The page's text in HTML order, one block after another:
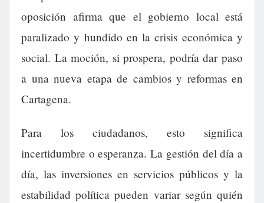
oposición afirma que el gobierno local está
paralizado y hundido en la crisis económica y
social. La moción, si prospera, podría dar paso
a una nueva etapa de cambios y reformas en
Cartagena.
Para los ciudadanos, esto significa
incertidumbre o esperanza. La gestión del día a
día, las inversiones en servicios públicos y la
estabilidad política pueden variar según quién